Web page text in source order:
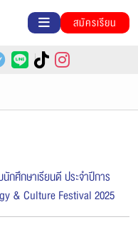
สมัครเรียน
กศึกษาเรียนดี ประจำปีการ
& Culture Festival 2025